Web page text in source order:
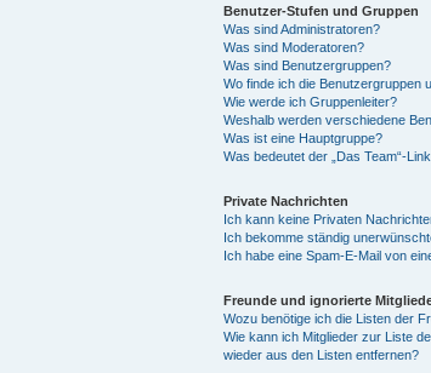
Benutzer-Stufen und Gruppen
Was sind Administratoren?
Was sind Moderatoren?
Was sind Benutzergruppen?
Wo finde ich die Benutzergruppen
Wie werde ich Gruppenleiter?
Weshalb werden verschiedene
Was ist eine Hauptgruppe?
Was bedeutet der „Das Team“-
Private Nachrichten
Ich kann keine Privaten
Ich bekomme ständig
Ich habe eine Spam-E-Mail von
Freunde und ignorierte
Wozu benötige ich die Listen der
Wie kann ich Mitglieder zur Liste
wieder aus den Listen entfernen?